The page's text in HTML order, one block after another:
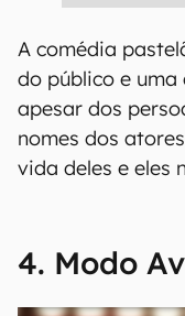
A comédia
do público e
apesar dos
nomes dos
vida deles e eles
4. Modo